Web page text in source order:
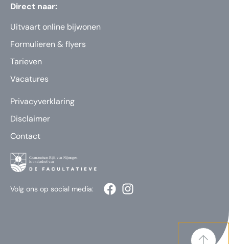
Direct naar:
Uitvaart online bijwonen
Formulieren & flyers
Tarieven
Vacatures
Privacyverklaring
Disclaimer
Contact
Volg ons op social media: